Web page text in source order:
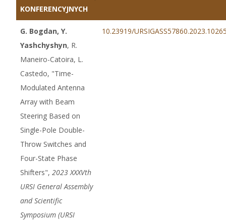
KONFERENCYJNYCH
G. Bogdan, Y.
Yashchyshyn, R.
Maneiro-Catoira, L.
Castedo, "Time-
Modulated Antenna
Array with Beam
Steering Based on
Single-Pole Double-
Throw Switches and
Four-State Phase
Shifters", 2023 XXXVth
URSI General Assembly
and Scientific
Symposium (URSI
10.23919/